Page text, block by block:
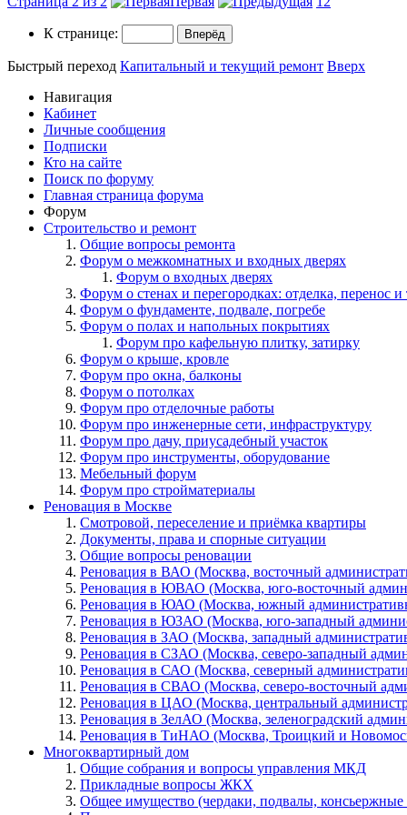
К странице:
Быстрый переход Капитальный и текущий ремонт Вверх
Навигация
Кабинет
Личные сообщения
Подписки
Кто на сайте
Поиск по форуму
Главная страница форума
Форум
Строительство и ремонт
Общие вопросы ремонта
Форум о межкомнатных и входных дверях
Форум о входных дверях
Форум о стенах и перегородках: отделка, перенос и
Форум о фундаменте, подвале, погребе
Форум о полах и напольных покрытиях
Форум про кафельную плитку, затирку
Форум о крыше, кровле
Форум про окна, балконы
Форум о потолках
Форум про отделочные работы
Форум про инженерные сети, инфраструктуру
Форум про дачу, приусадебный участок
Форум про инструменты, оборудование
Мебельный форум
Форум про стройматериалы
Реновация в Москве
Смотровой, переселение и приёмка квартиры
Документы, права и спорные ситуации
Общие вопросы реновации
Реновация в ВАО (Москва, восточный
Реновация в ЮВАО (Москва, юго-восточный
Реновация в ЮАО (Москва, южный
Реновация в ЮЗАО (Москва, юго-западный
Реновация в ЗАО (Москва, западный
Реновация в СЗАО (Москва, северо-западный
Реновация в САО (Москва, северный
Реновация в СВАО (Москва, северо-восточный
Реновация в ЦАО (Москва, центральный
Реновация в ЗелАО (Москва, зеленоградский
Реновация в ТиНАО (Москва, Троицкий и
Многоквартирный дом
Общие собрания и вопросы управления МКД
Прикладные вопросы ЖКХ
Общее имущество (чердаки, подвалы, консьержные